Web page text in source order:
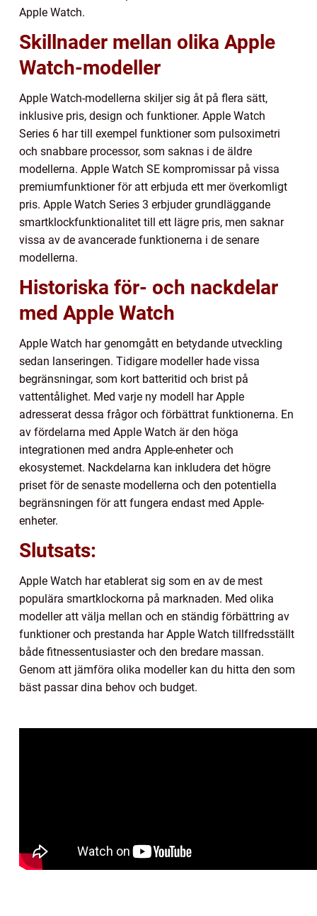
Apple Watch.
Skillnader mellan olika Apple
Watch-modeller
Apple Watch-modellerna skiljer sig åt på flera sätt,
inklusive pris, design och funktioner. Apple Watch
Series 6 har till exempel funktioner som pulsoximetri
och snabbare processor, som saknas i de äldre
modellerna. Apple Watch SE kompromissar på vissa
premiumfunktioner för att erbjuda ett mer överkomligt
pris. Apple Watch Series 3 erbjuder grundläggande
smartklockfunktionalitet till ett lägre pris, men saknar
vissa av de avancerade funktionerna i de senare
modellerna.
Historiska för- och nackdelar
med Apple Watch
Apple Watch har genomgått en betydande utveckling
sedan lanseringen. Tidigare modeller hade vissa
begränsningar, som kort batteritid och brist på
vattentålighet. Med varje ny modell har Apple
adresserat dessa frågor och förbättrat funktionerna. En
av fördelarna med Apple Watch är den höga
integrationen med andra Apple-enheter och
ekosystemet. Nackdelarna kan inkludera det högre
priset för de senaste modellerna och den potentiella
begränsningen för att fungera endast med Apple-
enheter.
Slutsats:
Apple Watch har etablerat sig som en av de mest
populära smartklockorna på marknaden. Med olika
modeller att välja mellan och en ständig förbättring av
funktioner och prestanda har Apple Watch tillfredsställt
både fitnessentusiaster och den bredare massan.
Genom att jämföra olika modeller kan du hitta den som
bäst passar dina behov och budget.